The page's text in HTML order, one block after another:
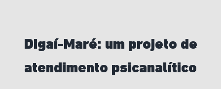
Digaí-Maré: um projeto de
atendimento psicanalítico